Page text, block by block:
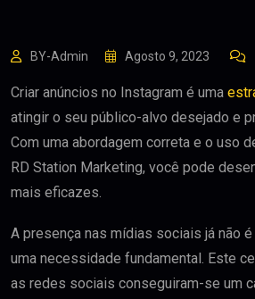
BY-Admin Agosto 9, 2023
Criar anúncios no Instagram é uma
atingir o seu público-alvo desejado e
Com uma abordagem correta e o uso
RD Station Marketing, você pode
mais eficazes.
A presença nas mídias sociais já não
uma necessidade fundamental. Este
as redes sociais conseguiram-se um